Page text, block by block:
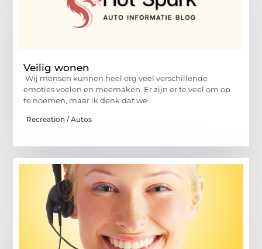
Veilig wonen
Wij mensen kunnen heel erg veel verschillende
emoties voelen en meemaken. Er zijn er te veel om op
te noemen, maar ik denk dat we
Recreation / Autos